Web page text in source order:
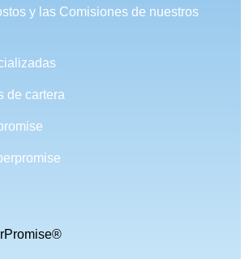
y las Comisiones de nuestros
de cartera